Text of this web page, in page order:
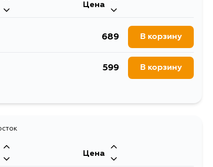
Цена
689 В корзину
599 В корзину
Цена